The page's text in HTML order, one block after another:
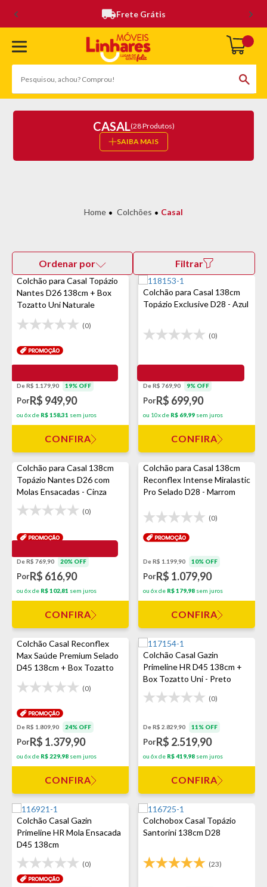
Frete Grátis
CASAL(28 Produtos)
SAIBA MAIS
Colchões Casal
Ordenar por Filtrar
Colchão para Casal Topázio
Nantes D26 138cm + Box
Tozatto Uni Naturale
(0)
De R$ 1.179,90 19% OFF
PorR$ 949,90
ou 6x de R$ 158,31 sem juros
CONFIRA
Colchão para Casal 138cm
Topázio Exclusive D28 - Azul
(0)
De R$ 769,90 9% OFF
PorR$ 699,90
ou 10x de R$ 69,99 sem juros
CONFIRA
Colchão para Casal 138cm
Topázio Nantes D26 com
Molas Ensacadas - Cinza
(0)
De R$ 769,90 20% OFF
PorR$ 616,90
ou 6x de R$ 102,81 sem juros
CONFIRA
Colchão para Casal 138cm
Reconflex Intense Miralastic
Pro Selado D28 - Marrom
(0)
De R$ 1.199,90 10% OFF
PorR$ 1.079,90
ou 6x de R$ 179,98 sem juros
CONFIRA
Colchão Casal Reconflex
Max Saúde Premium Selado
D45 138cm + Box Tozatto
Uni Cinza
(0)
De R$ 1.809,90 24% OFF
PorR$ 1.379,90
ou 6x de R$ 229,98 sem juros
CONFIRA
Colchão Casal Gazin
Primeline HR D45 138cm +
Box Tozatto Uni - Preto
(0)
De R$ 2.829,90 11% OFF
PorR$ 2.519,90
ou 6x de R$ 419,98 sem juros
CONFIRA
Colchão Casal Gazin
Primeline HR Mola Ensacada
D45 138cm
(0)
Colchobox Casal Topázio
Santorini 138cm D28
(23)